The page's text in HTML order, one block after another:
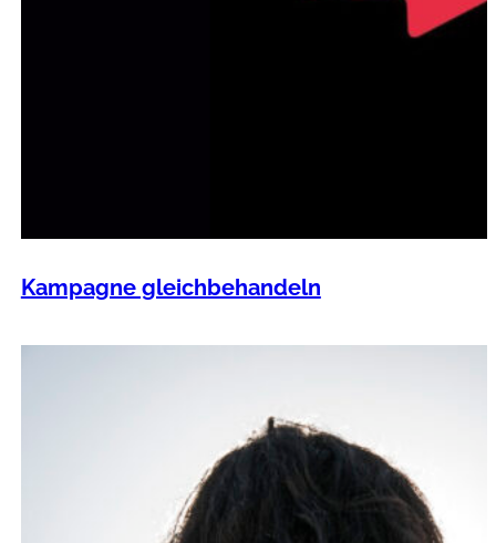
Kampagne gleichbehandeln